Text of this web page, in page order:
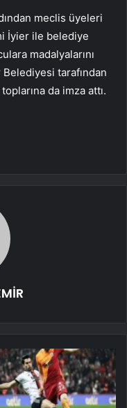
meclis üyeleri
İyier ile belediye
madalyalarını
tarafından
da imza attı.